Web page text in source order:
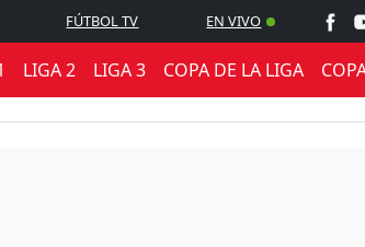
FÚTBOL TV EN VIVO
LIGA 2 LIGA 3 COPA DE LA LIGA